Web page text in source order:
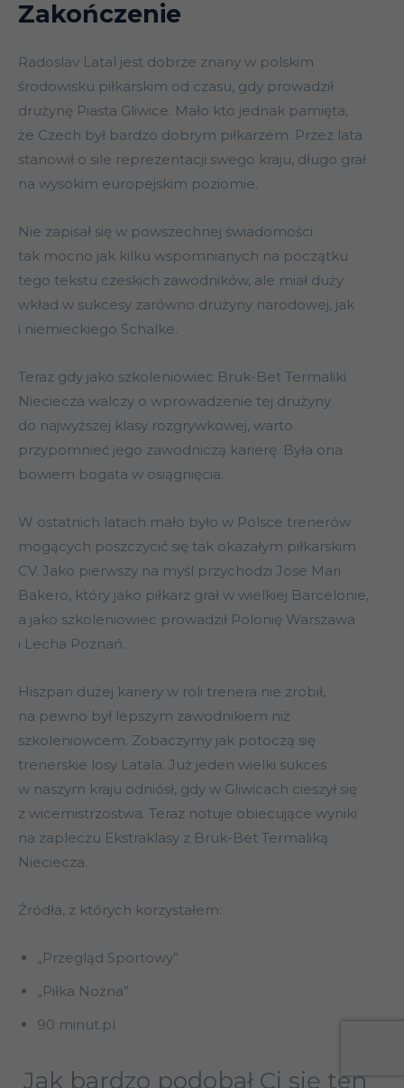
Zakończenie
Radoslav Latal jest dobrze znany w polskim
środowisku piłkarskim od czasu, gdy prowadził
drużynę Piasta Gliwice. Mało kto jednak pamięta,
że Czech był bardzo dobrym piłkarzem. Przez lata
stanowił o sile reprezentacji swego kraju, długo grał
na wysokim europejskim poziomie.
Nie zapisał się w powszechnej świadomości
tak mocno jak kilku wspomnianych na początku
tego tekstu czeskich zawodników, ale miał duży
wkład w sukcesy zarówno drużyny narodowej, jak
i niemieckiego Schalke.
Teraz gdy jako szkoleniowiec Bruk-Bet Termaliki
Nieciecza walczy o wprowadzenie tej drużyny
do najwyższej klasy rozgrywkowej, warto
przypomnieć jego zawodniczą karierę. Była ona
bowiem bogata w osiągnięcia.
W ostatnich latach mało było w Polsce trenerów
mogących poszczycić się tak okazałym piłkarskim
CV. Jako pierwszy na myśl przychodzi Jose Mari
Bakero, który jako piłkarz grał w wielkiej Barcelonie,
a jako szkoleniowiec prowadził Polonię Warszawa
i Lecha Poznań.
Hiszpan dużej kariery w roli trenera nie zrobił,
na pewno był lepszym zawodnikiem niż
szkoleniowcem. Zobaczymy jak potoczą się
trenerskie losy Latala. Już jeden wielki sukces
w naszym kraju odniósł, gdy w Gliwicach cieszył się
z wicemistrzostwa. Teraz notuje obiecujące wyniki
na zapleczu Ekstraklasy z Bruk-Bet Termaliką
Nieciecza.
Źródła, z których korzystałem:
„Przegląd Sportowy”
„Piłka Nożna”
90 minut.pl
Jak bardzo podobał Ci się ten